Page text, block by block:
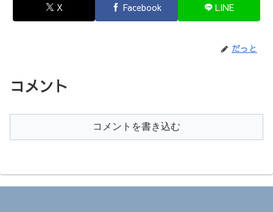
X Facebook LINE
だっと
コメント
コメントを書き込む